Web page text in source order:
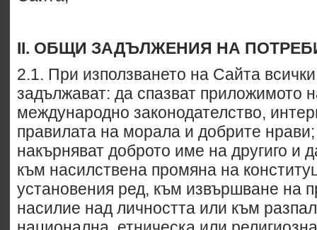
II. ОБЩИ ЗАДЪЛЖЕНИЯ НА
2.1. При използването на Сайта
задължават: да спазват приложимото
международно законодателство,
правилата на морала и добрите
накърняват доброто име на другиго и
към насилствена промяна на
установения ред, към извършване на
насилие над личността или към